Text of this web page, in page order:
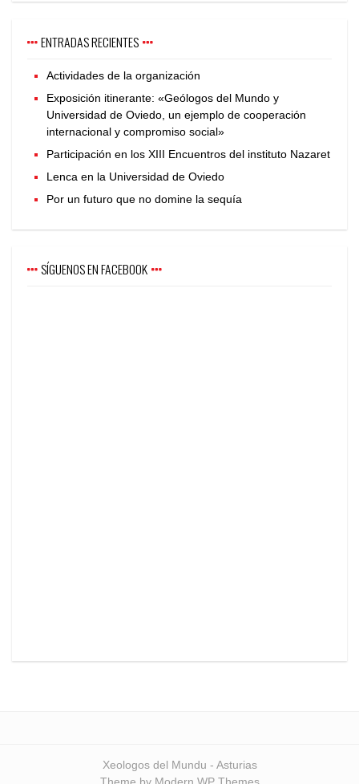
ENTRADAS RECIENTES
Actividades de la organización
Exposición itinerante: «Geólogos del Mundo y
Universidad de Oviedo, un ejemplo de cooperación
internacional y compromiso social»
Participación en los XIII Encuentros del instituto Nazaret
Lenca en la Universidad de Oviedo
Por un futuro que no domine la sequía
SÍGUENOS EN FACEBOOK
Xeologos del Mundu - Asturias